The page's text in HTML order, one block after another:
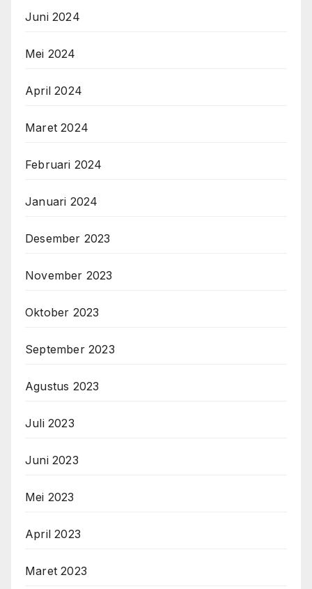
Juni 2024
Mei 2024
April 2024
Maret 2024
Februari 2024
Januari 2024
Desember 2023
November 2023
Oktober 2023
September 2023
Agustus 2023
Juli 2023
Juni 2023
Mei 2023
April 2023
Maret 2023